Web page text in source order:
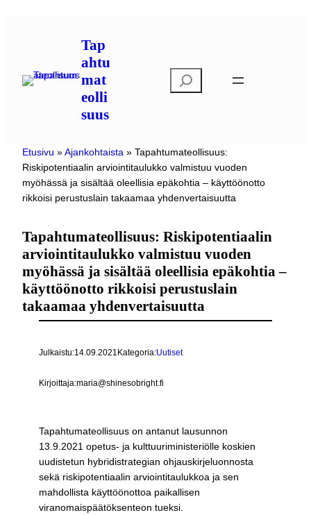
Tap
ahtu
mat
eolli
suus
t
Etusivu »Ajankohtaista » Tapahtumateollisuus:
Riskipotentiaalin arviointitaulukko valmistuu vuoden
myöhässä ja sisältää oleellisia epäkohtia – käyttöönotto
rikkoisi perustuslain takaamaa yhdenvertaisuutta
Tapahtumateollisuus: Riskipotentiaalin
arviointitaulukko valmistuu vuoden
myöhässä ja sisältää oleellisia epäkohtia –
käyttöönotto rikkoisi perustuslain
takaamaa yhdenvertaisuutta
Julkaistu:14.09.2021 Kategoria:Uutiset
Kirjoittaja:maria@shinesobright.fi
Tapahtumateollisuus on antanut lausunnon
13.9.2021 opetus- ja kulttuuriministeriölle koskien
uudistetun hybridistrategian ohjauskirjeluonnosta
sekä riskipotentiaalin arviointitaulukkoa ja sen
mahdollista käyttöönottoa paikallisen
viranomaispäätöksenteon tueksi.